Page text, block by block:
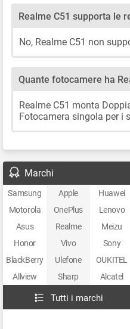
Realme C51 supporta le
No, Realme C51 non
Quante fotocamere ha
Realme C51 monta
Fotocamera singola per i
Marchi
Samsung Apple Huawei
Motorola
OnePlus Lenovo
Asus
Realme Meizu
Honor
Vivo Sony
BlackBerry
Ulefone OUKITEL
Allview
Sharp Alcatel
Tutti i marchi